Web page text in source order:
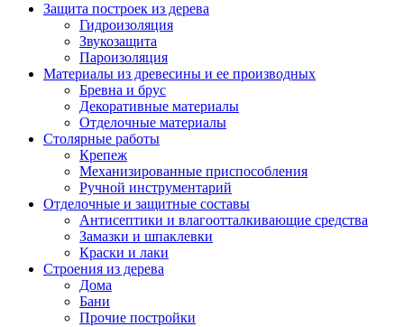
Защита построек из дерева
Гидроизоляция
Звукозащита
Пароизоляция
Материалы из древесины и ее производных
Бревна и брус
Декоративные материалы
Отделочные материалы
Столярные работы
Крепеж
Механизированные приспособления
Ручной инструментарий
Отделочные и защитные составы
Антисептики и влагоотталкивающие средства
Замазки и шпаклевки
Краски и лаки
Строения из дерева
Дома
Бани
Прочие постройки